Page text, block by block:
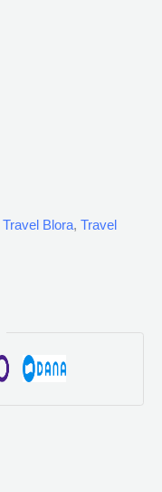
Travel Blora, Travel